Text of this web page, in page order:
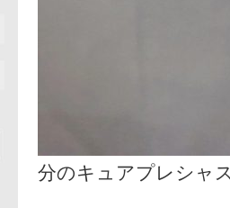
分のキュアプレシャ